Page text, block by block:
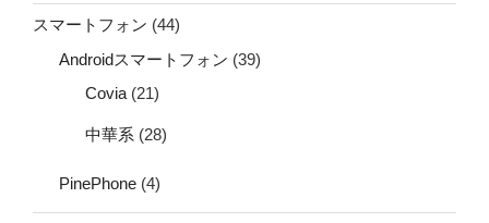
スマートフォン (44)
Androidスマートフォン (39)
Covia (21)
中華系 (28)
PinePhone (4)